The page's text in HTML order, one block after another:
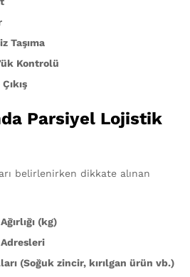
Taşıma
Kontrolü
Parsiyel Lojistik
belirlenirken dikkate alınan
(kg)
(Soğuk zincir, kırılgan ürün vb.)